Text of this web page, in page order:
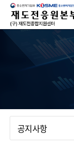
영
공지사항